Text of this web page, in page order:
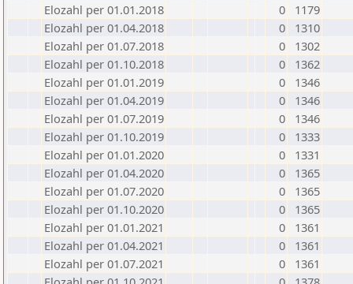
Elozahl per 01.01.2018
0
1179
Elozahl per 01.04.2018
0
1310
Elozahl per 01.07.2018
0
1302
Elozahl per 01.10.2018
0
1362
Elozahl per 01.01.2019
0
1346
Elozahl per 01.04.2019
0
1346
Elozahl per 01.07.2019
0
1346
Elozahl per 01.10.2019
0
1333
Elozahl per 01.01.2020
0
1331
Elozahl per 01.04.2020
0
1365
Elozahl per 01.07.2020
0
1365
Elozahl per 01.10.2020
0
1365
Elozahl per 01.01.2021
0
1361
Elozahl per 01.04.2021
0
1361
Elozahl per 01.07.2021
0
1361